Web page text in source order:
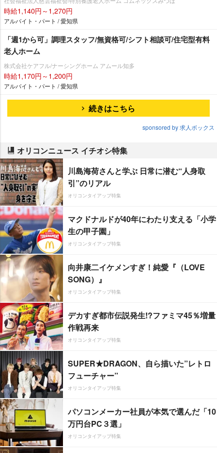
時給1,140円～1,270円
アルバイト・パート / 愛知県
「週1から可」調理スタッフ/無資格可/シフト相談可/住宅型有料
老人ホーム
株式会社ケアフル/ナーシングホーム アムール知多
時給1,170円～1,200円
アルバイト・パート / 愛知県
続きはこちら
sponsored by 求人ボックス
オリコンニュース イチオシ特集
川島海荷さんと学ぶ 日常に潜む“人身取
引”のリアル
オリコンタイアップ特集
マクドナルドが40年にわたり支える「小学
生の甲子園」
オリコンタイアップ特集
向井康二イケメンすぎ！純愛『（LOVE
SONG）』
オリコンタイアップ特集
デカすぎ都市伝説発生!?ファミマ45％増量
作戦再来
オリコンタイアップ特集
SUPER★DRAGON、自ら描いた”レトロ
フューチャー”
オリコンタイアップ特集
パソコンメーカー社員が本気で選んだ「10
万円台PC３選」
オリコンタイアップ特集